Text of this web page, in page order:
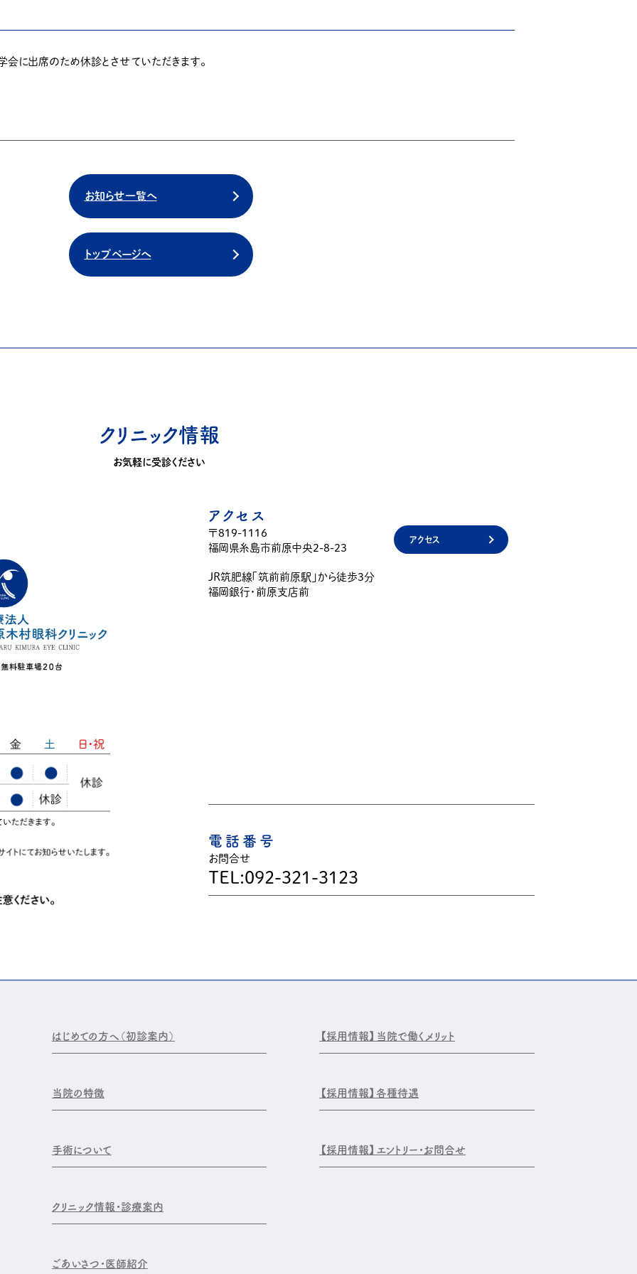
が学会に出席のため休診とさせていただきます。
お知らせ一覧へ
トップページへ
クリニック情報
お気軽に受診ください
アクセス
〒819-1116
福岡県糸島市前原中央2-8-23
JR筑肥線「筑前前原駅」から徒歩3分
福岡銀行・前原支店前
アクセス
電話番号
お問合せ
TEL:092-321-3123
はじめての方へ（初診案内）
当院の特徴
手術について
クリニック情報・診療案内
ごあいさつ・医師紹介
【採用情報】 当院で働くメリット
【採用情報】 各種待遇
【採用情報】 エントリー・お問合せ